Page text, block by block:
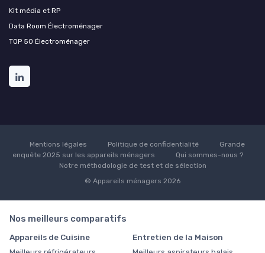
Kit média et RP
Data Room Électroménager
TOP 50 Électroménager
Mentions légales Politique de confidentialité
Grande
enquête 2025 sur les appareils ménagers
Qui sommes-nous ?
Notre méthodologie de test et de sélection
© Appareils ménagers 2026
Nos meilleurs comparatifs
Appareils de Cuisine Entretien de la Maison